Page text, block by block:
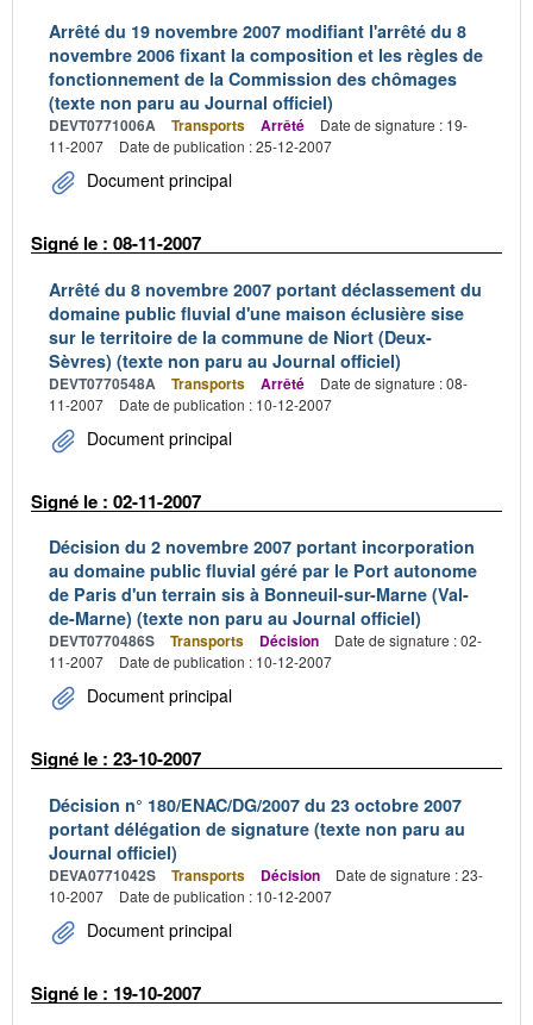
Arrêté du 19 novembre 2007 modifiant l'arrêté du 8
novembre 2006 fixant la composition et les règles de
fonctionnement de la Commission des chômages
(texte non paru au Journal officiel)
DEVT0771006A Transports Arrêté
Date de signature : 19-
11-2007
Date de publication : 25-12-2007
Document principal
Signé le : 08-11-2007
Arrêté du 8 novembre 2007 portant déclassement du
domaine public fluvial d'une maison éclusière sise
sur le territoire de la commune de Niort (Deux-
Sèvres) (texte non paru au Journal officiel)
DEVT0770548A Transports Arrêté
Date de signature : 08-
11-2007
Date de publication : 10-12-2007
Document principal
Signé le : 02-11-2007
Décision du 2 novembre 2007 portant incorporation
au domaine public fluvial géré par le Port autonome
de Paris d'un terrain sis à Bonneuil-sur-Marne (Val-
de-Marne) (texte non paru au Journal officiel)
DEVT0770486S Transports Décision
Date de signature : 02-
11-2007
Date de publication : 10-12-2007
Document principal
Signé le : 23-10-2007
Décision n° 180/ENAC/DG/2007 du 23 octobre 2007
portant délégation de signature (texte non paru au
Journal officiel)
DEVA0771042S Transports Décision
Date de signature : 23-
10-2007
Date de publication : 10-12-2007
Document principal
Signé le : 19-10-2007